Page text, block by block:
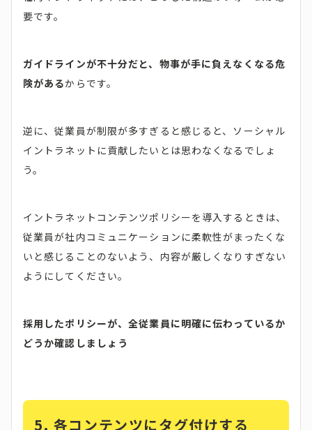
要です。
ガイドラインが不十分だと、物事が手に負えなくなる危
険があるからです。
逆に、従業員が制限が多すぎると感じると、ソーシャル
イントラネットに貢献したいとは思わなくなるでしょ
う。
イントラネットコンテンツポリシーを導入するときは、
従業員が社内コミュニケーションに柔軟性がまったくな
いと感じることのないよう、内容が厳しくなりすぎない
ようにしてください。
採用したポリシーが、全従業員に明確に伝わっているか
どうか確認しましょう
5. 各コンテンツにタグ付けする